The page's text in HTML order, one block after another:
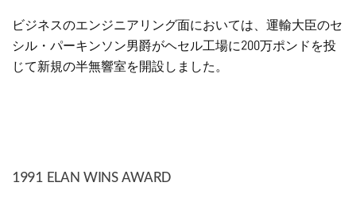
ビジネスのエンジニアリング面においては、運輸大臣のセ
シル・パーキンソン男爵がヘセル工場に200万ポンドを投
じて新規の半無響室を開設しました。
1991 ELAN WINS AWARD